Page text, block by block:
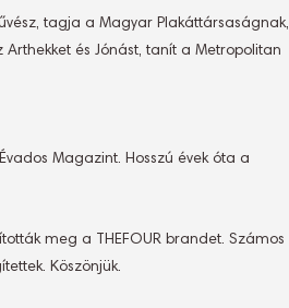
tagja a Magyar Plakáttársaságnak,
és Jónást, tanít a Metropolitan
Magazint. Hosszú évek óta a
meg a THEFOUR brandet. Számos
Köszönjük.